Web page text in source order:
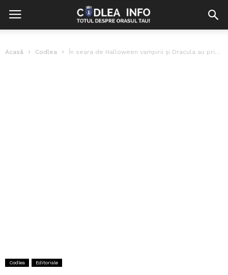
Acasă Codlea În seara de Halloween vampirii și Dracula au prins viață la Castelul...
Codlea Editoriale